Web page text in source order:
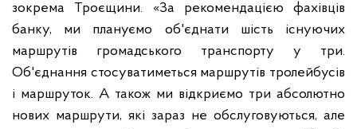
зокрема Троєщини. «За рекомендацією фахівців
банку, ми плануємо об'єднати шість існуючих
маршрутів громадського транспорту у три.
Об'єднання стосуватиметься маршрутів тролейбусів
і маршруток. А також ми відкриємо три абсолютно
нових маршрути, які зараз не обслуговуються, але